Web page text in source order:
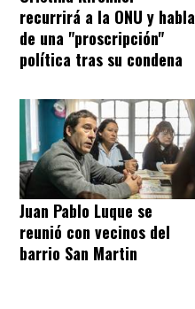
recurrirá a la ONU y habla
de una "proscripción"
política tras su condena
Juan Pablo Luque se
reunió con vecinos del
barrio San Martin